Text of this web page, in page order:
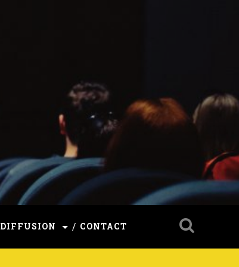
DIFFUSION CONTACT